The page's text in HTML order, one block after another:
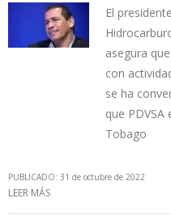
El
asegura
con
se ha
que
Tobago
PUBLICADO: 31 de octubre de 2022
LEER MÁS